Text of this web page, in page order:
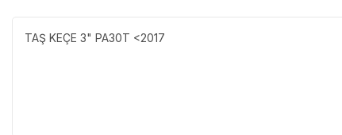
TAŞ KEÇE 3" PA30T <2017